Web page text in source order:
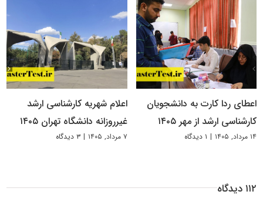
اعطای ردا کارت به دانشجویان
کارشناسی ارشد از مهر ۱۴۰۵
۱۴ مرداد, ۱۴۰۵ | ۱ دیدگاه
اعلام شهریه کارشناسی ارشد
غیرروزانه دانشگاه تهران ۱۴۰۵
۷ مرداد, ۱۴۰۵ | ۳ دیدگاه
۱۱۲ دیدگاه